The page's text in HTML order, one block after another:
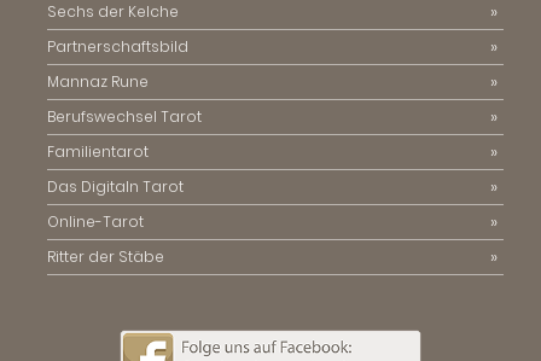
Sechs der Kelche
Partnerschaftsbild
Mannaz Rune
Berufswechsel Tarot
Familientarot
Das Digitaln Tarot
Online-Tarot
Ritter der Stäbe